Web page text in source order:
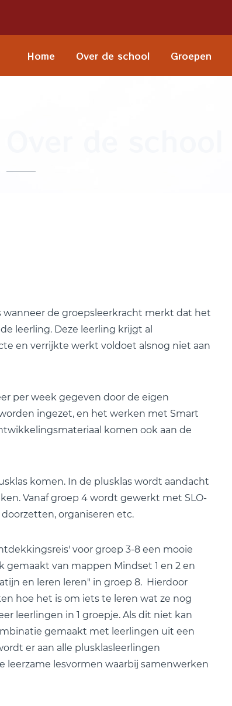
Home Over de school Groepen
de groepsleerkracht merkt dat het
leerling. Deze leerling krijgt al
en verrijkte werkt voldoet alsnog niet aan
per week gegeven door de eigen
ingezet, en het werken met Smart
komen ook aan de
komen. In de plusklas wordt aandacht
Vanaf groep 4 wordt gewerkt met SLO-
organiseren etc.
voor groep 3-8 een mooie
van mappen Mindset 1 en 2 en
en leren leren" in groep 8. Hierdoor
hoe het is om iets te leren wat ze nog
leerlingen in 1 groepje. Als dit niet kan
gemaakt met leerlingen uit een
er aan alle plusklasleerlingen
lesvormen waarbij samenwerken